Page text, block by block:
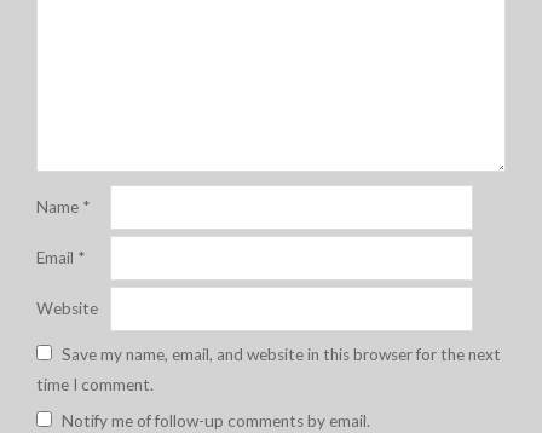
Name *
Email *
Website
Save my name, email, and website in this browser for the next
time I comment.
Notify me of follow-up comments by email.